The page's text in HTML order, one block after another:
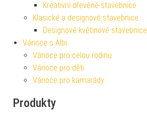
Kreativní dřevěné stavebnice
Klasické a designové stavebnice
Designové květinové stavebnice
Vánoce s Albi
Vánoce pro celou rodinu
Vánoce pro děti
Vánoce pro kamarády
Produkty